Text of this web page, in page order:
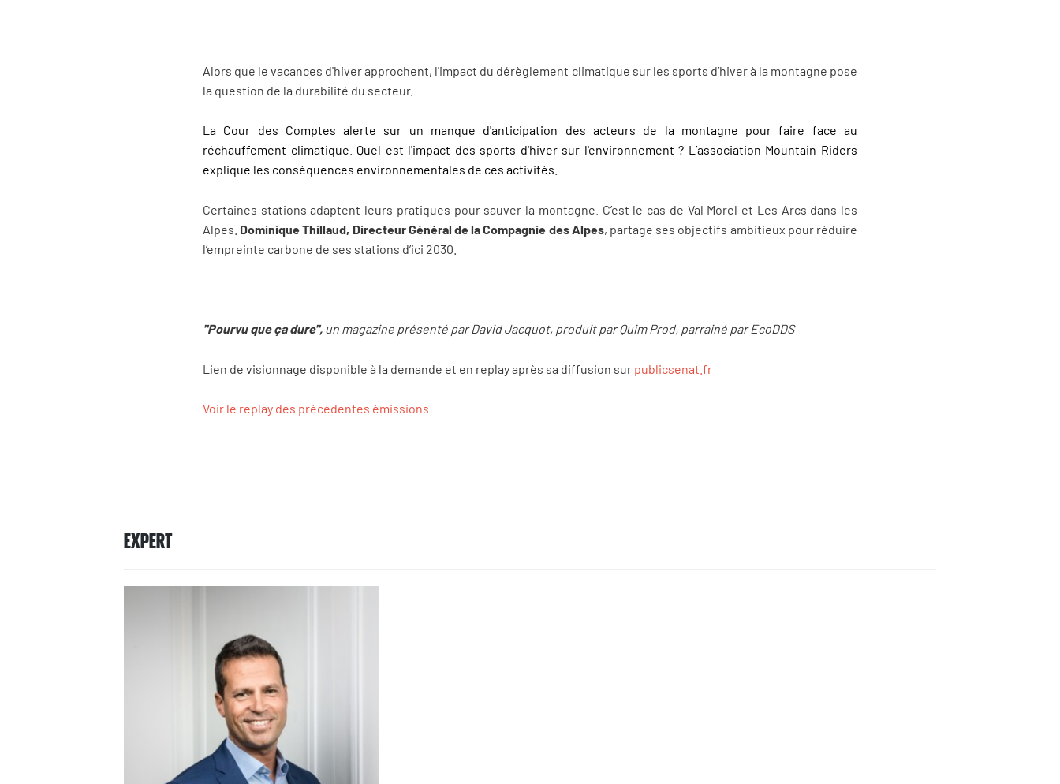
Alors que le vacances d'hiver approchent, l'impact du dérèglement climatique sur les sports d’hiver à la montagne pose
la question de la durabilité du secteur.
La Cour des Comptes alerte sur un manque d'anticipation des acteurs de la montagne pour faire face au
réchauffement climatique. Quel est l'impact des sports d'hiver sur l'environnement ? L’association Mountain Riders
explique les conséquences environnementales de ces activités
Certaines stations adaptent leurs pratiques pour sauver la montagne. C’est le cas de Val Morel et Les Arcs dans les
Alpes. Dominique Thillaud, Directeur Général de la Compagnie des Alpes, partage ses objectifs ambitieux pour réduire
l’empreinte carbone de ses stations d’ici 2030.
"Pourvu que ça dure", un magazine présenté par David Jacquot, produit par Quim Prod, parrainé par EcoDDS
Lien de visionnage disponible à la demande et en replay après sa diffusion sur publicsenat.fr
Voir le replay des précédentes émissions
EXPERT